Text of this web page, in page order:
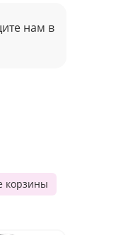
нам в
корзины